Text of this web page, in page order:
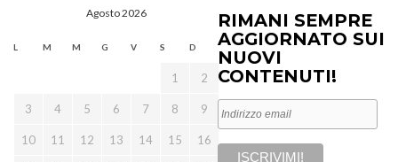
Agosto 2026
L M M G V S D
1 2
3 4 5 6 7 8 9
10 11 12 13 14 15 16
RIMANI SEMPRE
AGGIORNATO SUI
NUOVI
CONTENUTI!